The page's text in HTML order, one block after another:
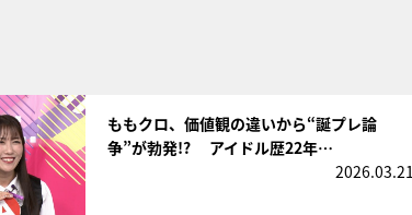
ももクロ、価値観の違いから“誕プレ論
争”が勃発!? アイドル歴22年…
2026.03.21